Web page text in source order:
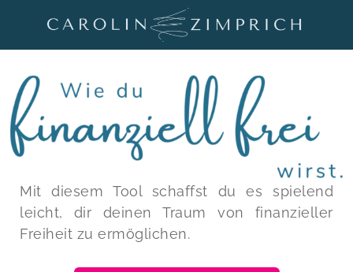
Mit diesem Tool schaffst du es spielend
leicht, dir deinen Traum von finanzieller
Freiheit zu ermöglichen.